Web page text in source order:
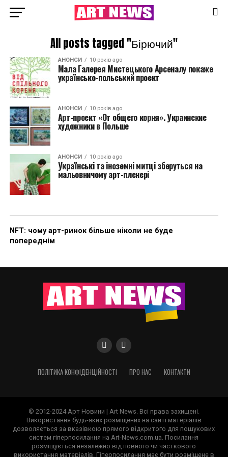
All posts tagged "Бірючий"
АНОНСИ 10 років ago
Мала Галерея Мистецького Арсеналу покаже
українсько-польський проект
АНОНСИ 10 років ago
Арт-проект «От общего корня». Украинские
художники в Польше
АНОНСИ 10 років ago
Українські та іноземні митці зберуться на
мальовничому арт-пленері
NFT: чому арт-ринок більше ніколи не буде
попереднім
ПОЛІТИКА КОНФІДЕНЦІЙНОСТІ ПРО НАС КОНТАКТИ
© 2012-2024 Арт Новини | Art News. Всі права захищені.
Використання будь-яких розміщених на сайті матеріалів
дозволяється за вказівкою прямого відкритого для пошукових
систем гіперпосилання на Art-News.com.ua. Посилання
розміщується незалежно від повного чи часткового
використання матеріалів. Гіперпосилання має бути розміщене в